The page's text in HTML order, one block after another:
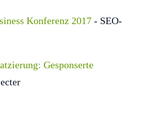
Konferenz 2017 - SEO-
Gesponserte